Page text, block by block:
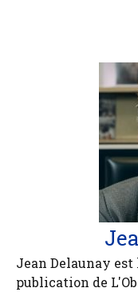
Jean Delaunay
publication de